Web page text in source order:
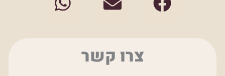
a
n
l
h
צרו קשר